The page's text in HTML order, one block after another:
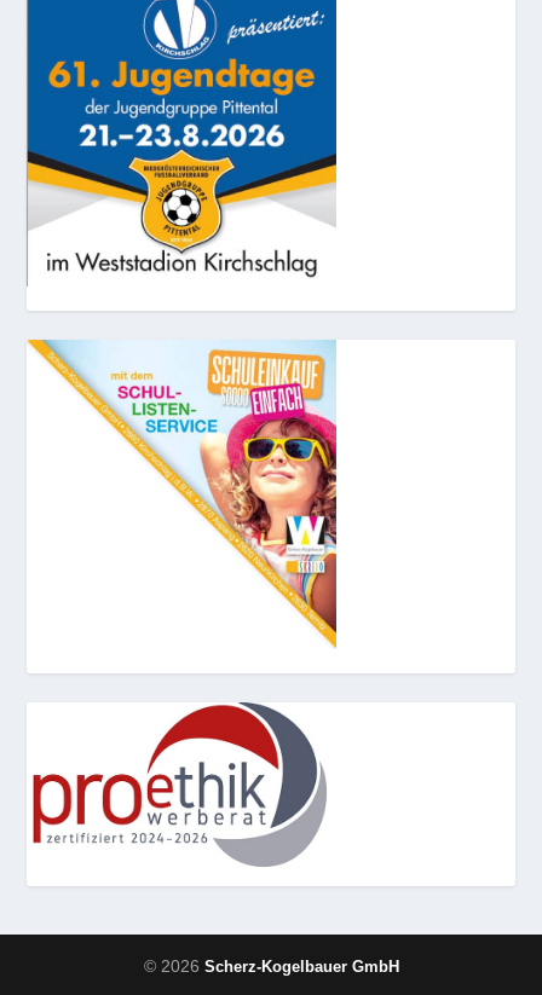
© 2026 Scherz-Kogelbauer GmbH